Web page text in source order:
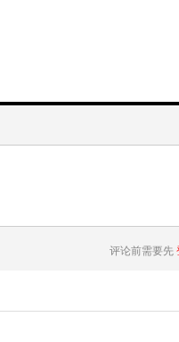
评论前需要先